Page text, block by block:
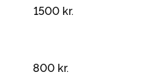
1500 kr.
800 kr.